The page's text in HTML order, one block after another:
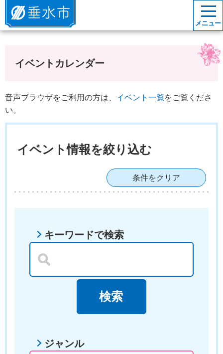
垂水市
メニュー
イベントカレンダー
音声ブラウザをご利用の方は、 イベント一覧をご覧くださ
い。
イベント情報を絞り込む
条件をクリア
キーワードで検索
ジャンル